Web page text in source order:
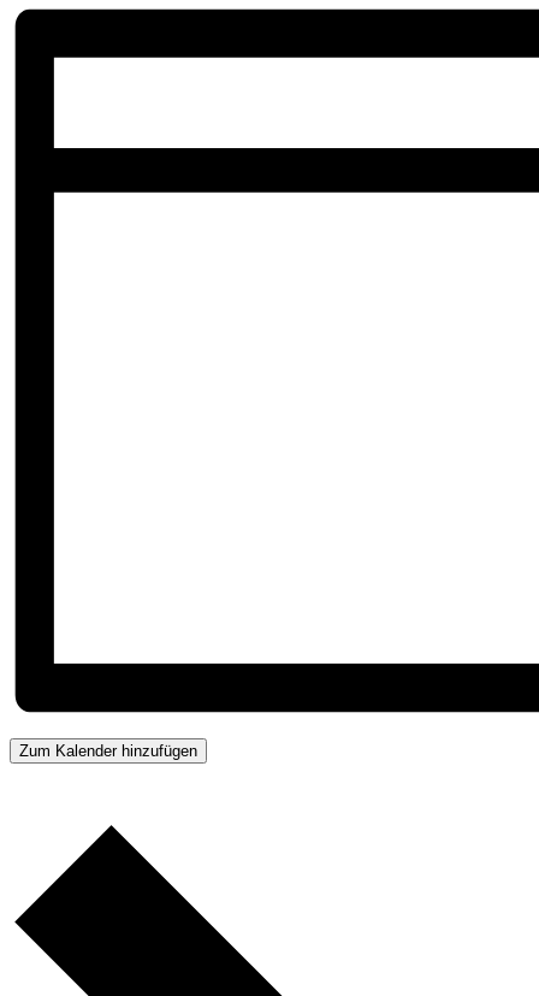
Zum Kalender hinzufügen